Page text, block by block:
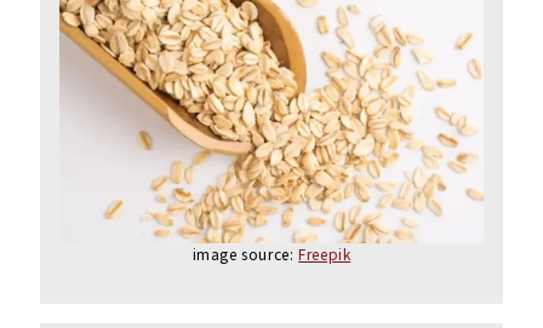
image source: Freepik